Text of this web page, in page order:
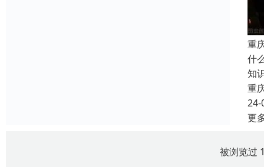
重
什
知
重
24-
更
被浏览过